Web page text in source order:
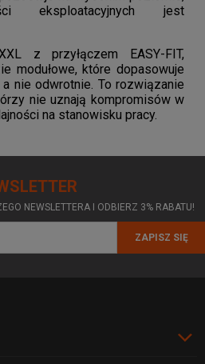
eksploatacyjnych jest
z przyłączem EASY-FIT,
modułowe, które dopasowuje
nie odwrotnie. To rozwiązanie
nie uznają kompromisów w
na stanowisku pracy.
NEWSLETTERA I ODBIERZ 3% RABATU!
ZAPISZ SIĘ